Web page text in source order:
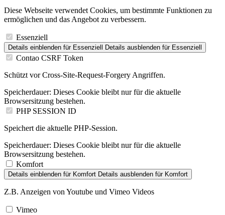
Diese Webseite verwendet Cookies, um bestimmte Funktionen zu
ermöglichen und das Angebot zu verbessern.
Essenziell
Details einblenden für Essenziell Details ausblenden für Essenziell
Contao CSRF Token
Schützt vor Cross-Site-Request-Forgery Angriffen.
Speicherdauer: Dieses Cookie bleibt nur für die aktuelle
Browsersitzung bestehen.
PHP SESSION ID
Speichert die aktuelle PHP-Session.
Speicherdauer: Dieses Cookie bleibt nur für die aktuelle
Browsersitzung bestehen.
Komfort
Details einblenden für Komfort Details ausblenden für Komfort
Z.B. Anzeigen von Youtube und Vimeo Videos
Vimeo